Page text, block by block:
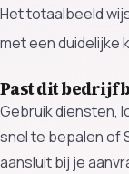
Het totaalbeeld
met een duidelijke
Past dit bedrijf
Gebruik diensten,
snel te bepalen of
aansluit bij je